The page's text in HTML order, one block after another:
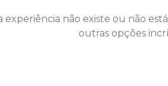
experiência não existe ou não
outras opções